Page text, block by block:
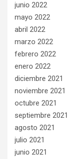
junio 2022
mayo 2022
abril 2022
marzo 2022
febrero 2022
enero 2022
diciembre 2021
noviembre 2021
octubre 2021
septiembre 2021
agosto 2021
julio 2021
junio 2021